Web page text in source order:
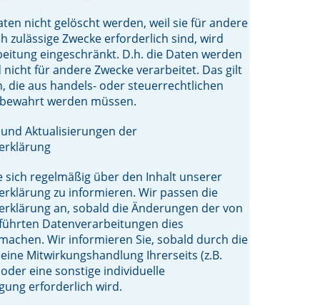
nicht gelöscht werden, weil sie für andere
zulässige Zwecke erforderlich sind, wird
eingeschränkt. D.h. die Daten werden
für andere Zwecke verarbeitet. Das gilt
die aus handels- oder steuerrechtlichen
werden müssen.
Aktualisierungen der
sich regelmäßig über den Inhalt unserer
zu informieren. Wir passen die
an, sobald die Änderungen der von
Datenverarbeitungen dies
Wir informieren Sie, sobald durch die
Mitwirkungshandlung Ihrerseits (z.B.
eine sonstige individuelle
erforderlich wird.